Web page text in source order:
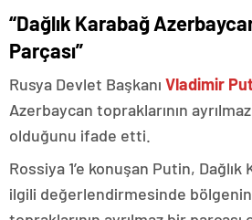
“Dağlık Karabağ
Parçası”
Rusya Devlet Başkanı Vladimir
Azerbaycan topraklarının
olduğunu ifade etti.
Rossiya 1’e konuşan Putin, Dağlık
ilgili değerlendirmesinde